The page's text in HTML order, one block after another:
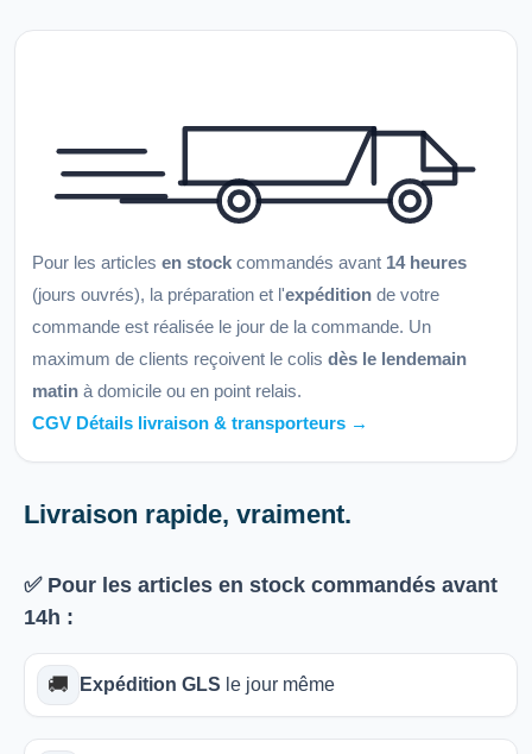
Pour les articles en stock commandés avant 14 heures
(jours ouvrés), la préparation et l'expédition de votre
commande est réalisée le jour de la commande. Un
maximum de clients reçoivent le colis dès le lendemain
matin à domicile ou en point relais.
CGV Détails livraison & transporteurs →
Livraison rapide, vraiment.
✅ Pour les articles en stock commandés avant
14h :
🚚 Expédition GLS le jour même